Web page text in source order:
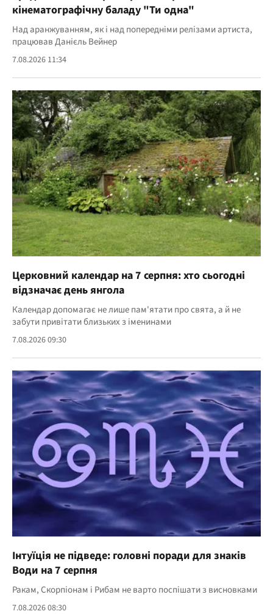
кінематографічну баладу "Ти одна"
Над аранжуванням, як і над попередніми релізами артиста,
працював Данієль Вейнер
7.08.2026 11:34
Церковний календар на 7 серпня: хто сьогодні
відзначає день янгола
Календар допомагає не лише пам'ятати про свята, а й не
забути привітати близьких з іменинами
7.08.2026 09:30
Інтуїція не підведе: головні поради для знаків
Води на 7 серпня
Ракам, Скорпіонам і Рибам не варто поспішати з висновками
7.08.2026 08:30